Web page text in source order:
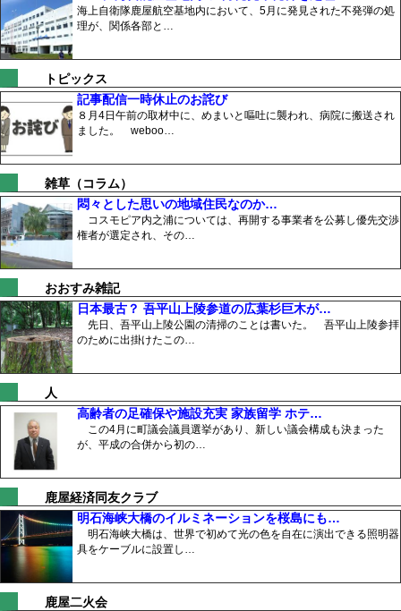
海上自衛隊鹿屋航空基地内において、5月に発見された不発弾の処
理が、関係各部と…
トピックス
記事配信一時休止のお詫び
８月4日午前の取材中に、めまいと嘔吐に襲われ、病院に搬送され
ました。 weboo…
雑草（コラム）
悶々とした思いの地域住民なのか…
コスモピア内之浦については、再開する事業者を公募し優先交渉
権者が選定され、その…
おおすみ雑記
日本最古？ 吾平山上陵参道の広葉杉巨木が…
先日、吾平山上陵公園の清掃のことは書いた。 吾平山上陵参拝
のために出掛けたこの…
人
高齢者の足確保や施設充実 家族留学 ホテ…
この4月に町議会議員選挙があり、新しい議会構成も決まった
が、平成の合併から初の…
鹿屋経済同友クラブ
明石海峡大橋のイルミネーションを桜島にも…
明石海峡大橋は、世界で初めて光の色を自在に演出できる照明器
具をケーブルに設置し…
鹿屋二火会